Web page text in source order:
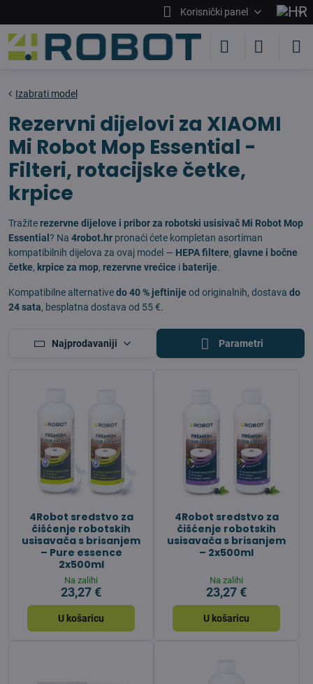
Korisnički panel
Izabrati model
Rezervni dijelovi za XIAOMI
Mi Robot Mop Essential -
Filteri, rotacijske četke,
krpice
Tražiterezervne dijelove i pribor za robotski usisivač Mi Robot Mop
Essential ? Na 4robot.hr pronaći ćete kompletan asortiman
kompatibilnih dijelova za ovaj model — HEPA filtere, glavne i bočne
četke, krpice za mop, rezervne vrećice i baterije.
Kompatibilne alternativedo 40 % jeftinije od originalnih, dostava do
24 sata, besplatna dostava od 55 €.
Najprodavaniji Parametri
4Robot sredstvo za
čišćenje robotskih
usisavača s brisanjem
– Pure essence
2x500ml
Na zalihi
23,27 €
U košaricu
4Robot sredstvo za
čišćenje robotskih
usisavača s brisanjem
– 2x500ml
Na zalihi
23,27 €
U košaricu